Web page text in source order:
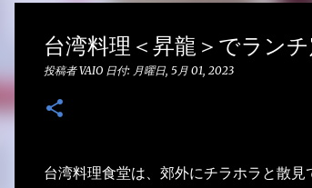
台湾料理＜昇龍＞でラン
投稿者VAIO 日付: 月曜日, 5月 01, 2023
台湾料理食堂は、郊外にチラホラと散見